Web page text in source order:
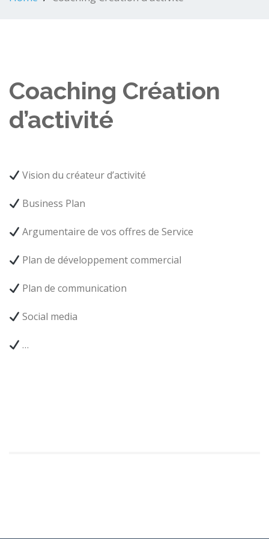
Coaching Création
d’activité
Vision du créateur d’activité
Business Plan
Argumentaire de vos offres de Service
Plan de développement commercial
Plan de communication
Social media
…